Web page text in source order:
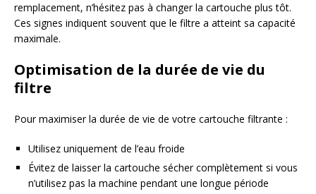
remplacement, n’hésitez pas à changer la cartouche plus tôt.
Ces signes indiquent souvent que le filtre a atteint sa capacité
maximale.
Optimisation de la durée de vie du
filtre
Pour maximiser la durée de vie de votre cartouche filtrante :
Utilisez uniquement de l’eau froide
Évitez de laisser la cartouche sécher complètement si vous
n’utilisez pas la machine pendant une longue période